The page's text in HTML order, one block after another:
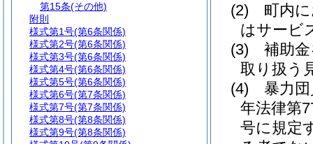
(2)
町内
はサービ
(3)
補助
取り扱う
(4)
暴力
年法律第
号に規定
第15条(その他)
附則
様式第1号(第6条関係)
様式第2号(第6条関係)
様式第3号(第6条関係)
様式第4号(第6条関係)
様式第5号(第6条関係)
様式第6号(第7条関係)
様式第7号(第7条関係)
様式第8号(第8条関係)
様式第9号(第8条関係)